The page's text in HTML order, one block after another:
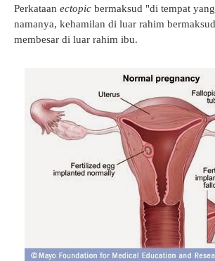
Perkataan ectopic bermaksud "di tempat
namanya, kehamilan di luar rahim
membesar di luar rahim ibu.